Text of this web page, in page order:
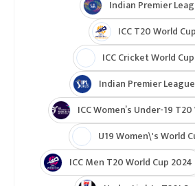
Indian Premier
ICC T20 World
ICC Cricket World
Indian Premier
ICC Women’s Under-19
U19 Women\'s World
ICC Men T20 World Cup 2024